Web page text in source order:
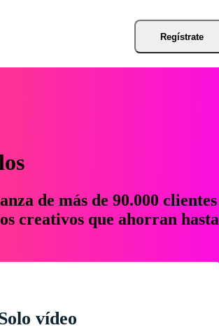
Regístrate
de más de 90.000 clientes
creativos que ahorran hasta
vídeo